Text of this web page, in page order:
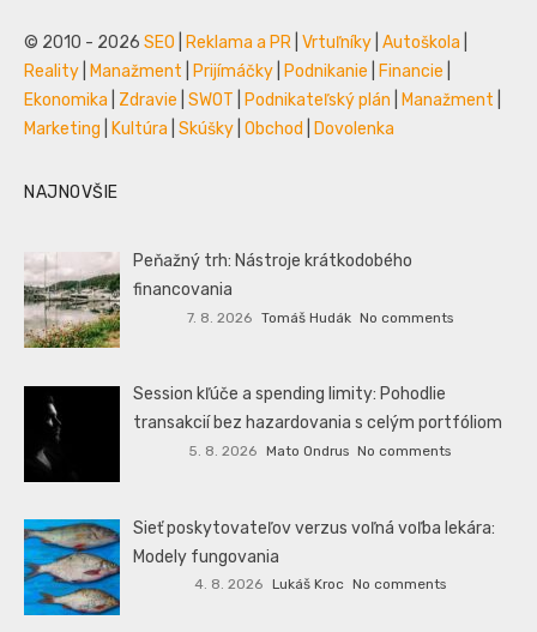
© 2010 - 2026 SEO Reklama a PR Vrtuľníky Autoškola
Reality
Manažment Prijímáčky Podnikanie Financie
Ekonomika
Zdravie SWOT Podnikateľský plán Manažment
Marketing
Kultúra Skúšky Obchod Dovolenka
NAJNOVŠIE
Peňažný trh: Nástroje krátkodobého
financovania
7. 8. 2026 Tomáš Hudák No comments
Session kľúče a spending limity: Pohodlie
transakcií bez hazardovania s celým portfóliom
5. 8. 2026 Mato Ondrus No comments
Sieť poskytovateľov verzus voľná voľba lekára:
Modely fungovania
4. 8. 2026 Lukáš Kroc No comments